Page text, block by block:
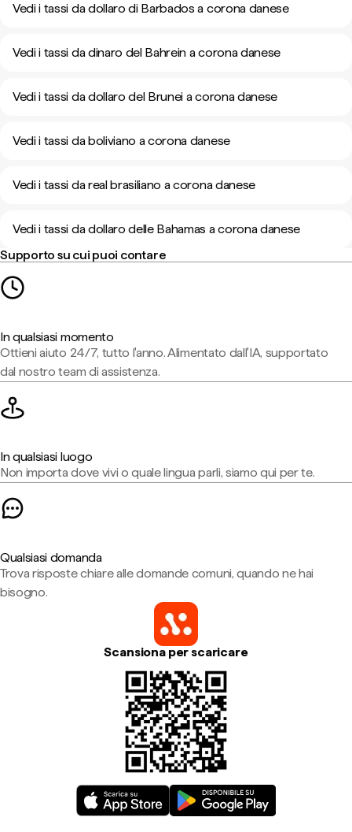
Vedi i tassi da dollaro di Barbados a corona danese
Vedi i tassi da dinaro del Bahrein a corona danese
Vedi i tassi da dollaro del Brunei a corona danese
Vedi i tassi da boliviano a corona danese
Vedi i tassi da real brasiliano a corona danese
Vedi i tassi da dollaro delle Bahamas a corona danese
Supporto su cui puoi contare
In qualsiasi momento
Ottieni aiuto 24/7, tutto l'anno. Alimentato dall'IA, supportato
dal nostro team di assistenza.
In qualsiasi luogo
Non importa dove vivi o quale lingua parli, siamo qui per te.
Qualsiasi domanda
Trova risposte chiare alle domande comuni, quando ne hai
bisogno.
Scansiona per scaricare